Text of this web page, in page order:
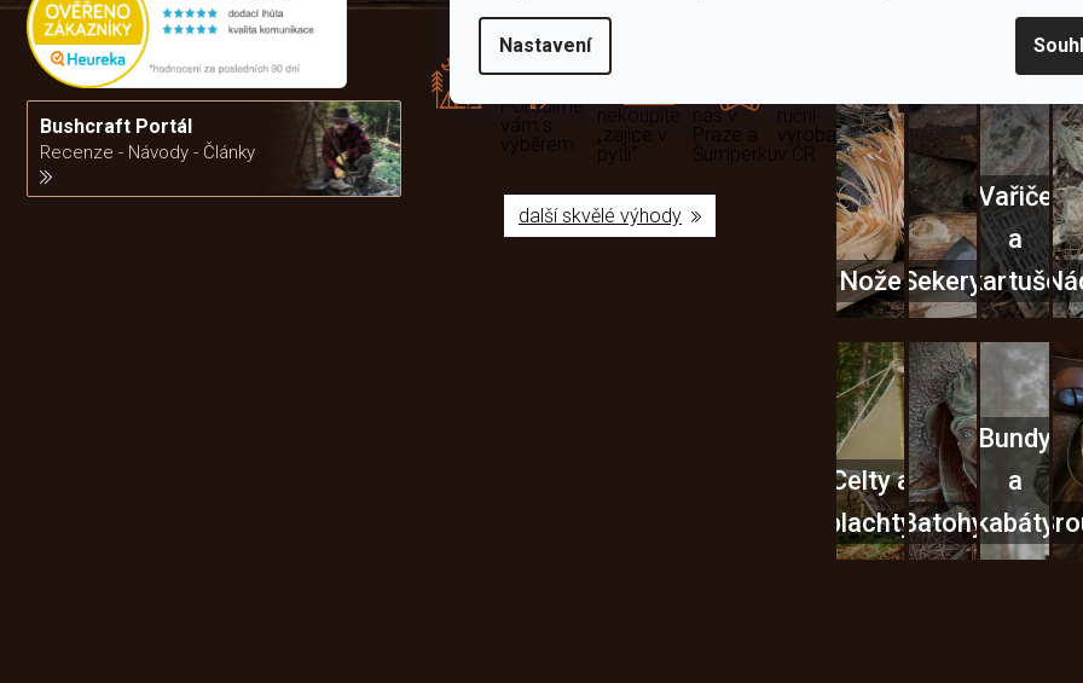
Nastavení
Bushcraft Portál
Recenze - Návody - Články
Rádi
předáváme
zkušenosti
Poradíme
vám s
výběrem
Zboží
testujeme
nekoupíte
„zajíce v
pytli“
nás v
Praze a
Šumperku
ruční
výroba
v ČR
další skvělé výhody
Užijte si to v
Vybavení, na které
NožeSekery
Vařiče
a
kartuše
Celty a
plachtyBatohy
Bundy
a
kabáty